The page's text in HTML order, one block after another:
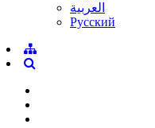
العربية
Pусский